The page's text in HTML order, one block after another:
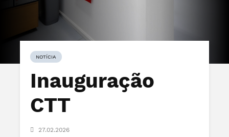
NOTÍCIA
Inauguração
CTT
27.02.2026